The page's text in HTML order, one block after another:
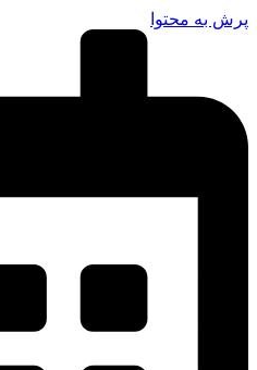
پرش به محتوا